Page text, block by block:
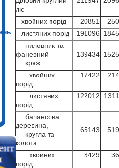
ліс
хвойних порід 20851
листяних порід
191096
пиловник та
фанерний
кряж
139434
хвойних
порід
17422
листяних
порід
122012
балансова
деревина,
кругла та
колота
65143
хвойних
порід
3429